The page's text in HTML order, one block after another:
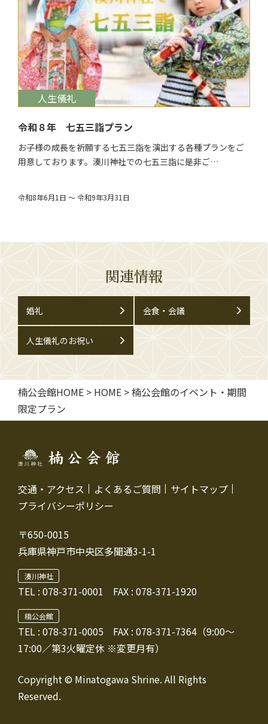
$target_date
人生儀礼
令和８年 七五三詣プラン
お子様の成長を祈願する七五三詣を演出する各種プランをご
用意しております。湊川神社での七五三詣に是非ご…
令和8年6月1日 ～ 令和9年3月31日
関連情報
婚礼 会食・会議
人生儀礼のお祝い
楠公会館HOME > HOME >楠公会館のイベント・期間
限定プラン
交通・アクセス よくあるご質問
サイトマップ
プライバシーポリシー
〒650-0015
兵庫県神戸市中央区多聞通3-1-1
湊川神社
TEL : 078-371-0001 FAX : 078-371-1920
楠公会館
TEL : 078-371-0005 FAX : 078-371-7364（9:00～
17:00／第3火曜定休 ※変更月有）
Copyright © Minatogawa Shrine. All Rights
Reserved.